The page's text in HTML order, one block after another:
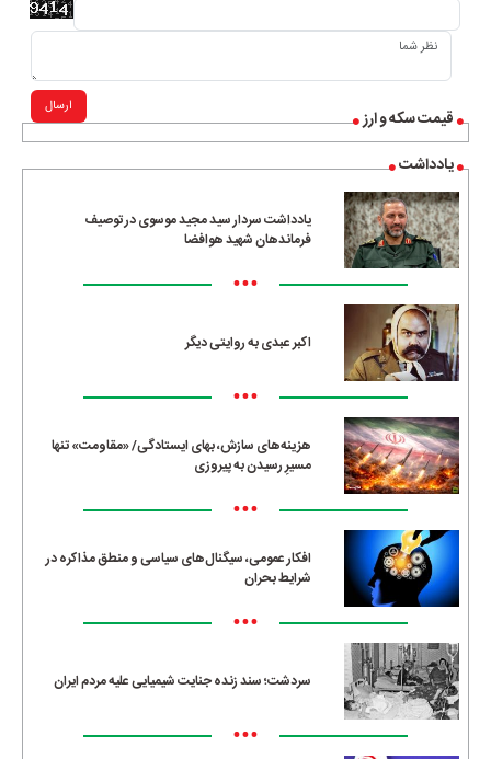
قیمت سکه و ارز
یادداشت
یادداشت سردار سید مجید موسوی در توصیف
فرماندهان شهید هوافضا
•••
اکبر عبدی به روایتی دیگر
•••
هزینه‌های سازش، بهای ایستادگی/ «مقاومت» تنها
مسیرِ رسیدن به پیروزی
•••
افکار عمومی، سیگنال‌های سیاسی و منطق مذاکره در
شرایط بحران
•••
سردشت؛ سند زنده جنایت شیمیایی علیه مردم ایران
•••
ارسال